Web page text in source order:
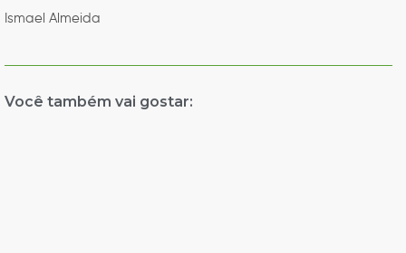
Ismael Almeida
Você também vai gostar: